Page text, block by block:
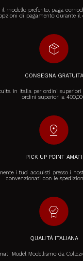
modello preferito, paga
di pagamento durante il
package_2
CONSEGNA GRATUITA
in Italia per ordini superiori
ordini superiori a
pin_drop
PICK UP POINT AMATI
i tuoi acquisti presso i
convenzionati con le
editor_choice
QUALITÀ ITALIANA
Model Modellismo da